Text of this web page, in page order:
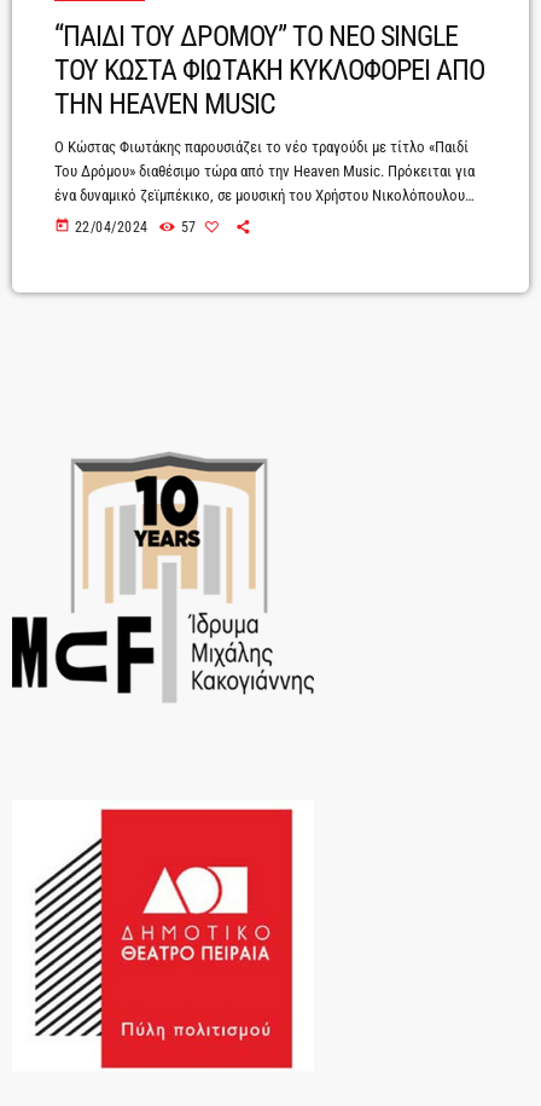
“ΠΑΙΔΙ ΤΟΥ ΔΡΟΜΟΥ” ΤΟ ΝΕΟ SINGLE
ΤΟΥ ΚΩΣΤΑ ΦΙΩΤΑΚΗ ΚΥΚΛΟΦΟΡΕΙ ΑΠΟ
ΤΗΝ HEAVEN MUSIC
Ο Κώστας Φιωτάκης παρουσιάζει το νέο τραγούδι με τίτλο «Παιδί
Του Δρόμου» διαθέσιμο τώρα από την Heaven Music. Πρόκειται για
ένα δυναμικό ζεϊμπέκικο, σε μουσική του Χρήστου Νικολόπουλου
καιστίχους του Γιώργου Λεκάκη, που απογειώνει με την ώριμη
και με έμφαση στην αισθαντική ερμηνεία του Κώστα Φιωτάκη.Η νέα
today 22/04/2024 57